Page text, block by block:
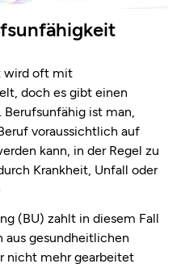
wird oft mit
doch es gibt einen
ist man,
voraussichtlich auf
kann, in der Regel zu
Krankheit, Unfall oder
(BU) zahlt in diesem Fall
gesundheitlichen
nicht mehr gearbeitet